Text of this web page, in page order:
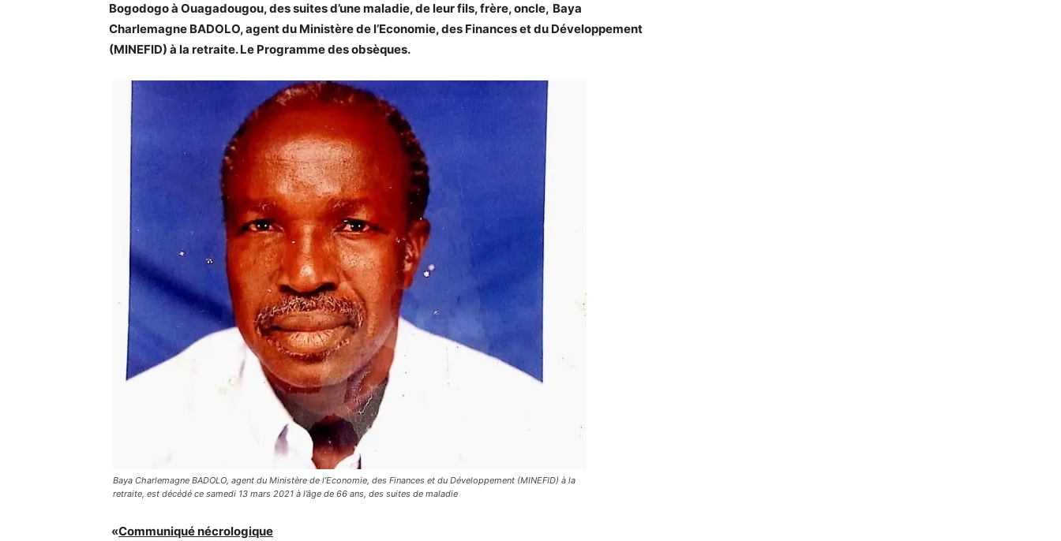
Bogodogo à Ouagadougou, des suites d’une maladie, de leur fils, frère, oncle, Baya
Charlemagne BADOLO, agent du Ministère de l’Economie, des Finances et du Développement
(MINEFID) à la retraite. Le Programme des obsèques.
Baya Charlemagne BADOLO, agent du Ministère de l’Economie, des Finances et du Développement (MINEFID) à la
retraite, est décédé ce samedi 13 mars 2021 à l’âge de 66 ans, des suites de maladie
«Communiqué nécrologique